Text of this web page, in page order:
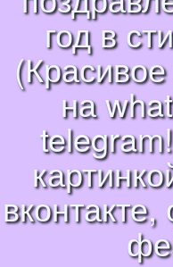
год в
на